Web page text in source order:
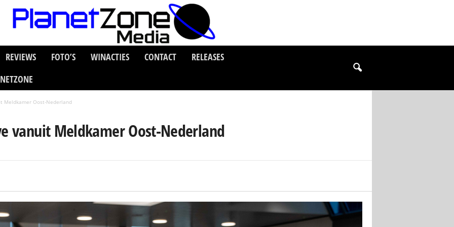
REVIEWS FOTO’S WINACTIES CONTACT
RELEASES
Meldkamer Oost-Nederland
vanuit Meldkamer Oost-Nederland